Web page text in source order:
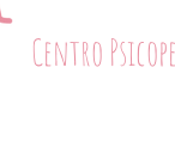
Centro